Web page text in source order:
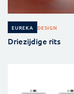
EUREKA DESIGN
Driezijdige rits